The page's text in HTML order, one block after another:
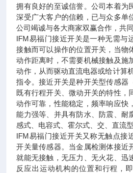
拥有良好的至诚信誉。公司本着为
深受广大客户的信赖，已与众多单
公司竭诚与各大商家双赢合作，共
IFM易福门接近开关是一种无需与
接触而可以操作的位置开关，当物
动作距离时，不需要机械接触及施
动作，从而驱动直流电器或给计算
指令。接近开关是种开关型传感器
既有行程开关、微动开关的特性，
动作可靠，性能稳定，频率响应快
能力强等、并具有防水、防震、耐
感式、电容式、霍尔式、交、直流型
IFM易福门接近开关又称无触点接
开关量传感器。当金属检测体接近
就能无接触，无压力、无火花、迅
反应出运动机构的位置和行程，